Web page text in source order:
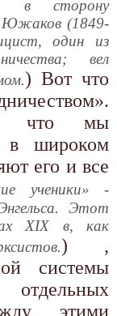
в сторону
(1849-
один из
вел
) Вот что
что мы
в широком
его и все
ученики» -
Этот
XIX в, как
) ,
системы
этими